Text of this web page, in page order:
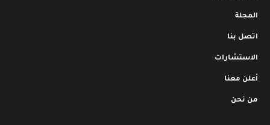
المجلة
اتصل بنا
الاستشارات
أعلن معنا
من نحن